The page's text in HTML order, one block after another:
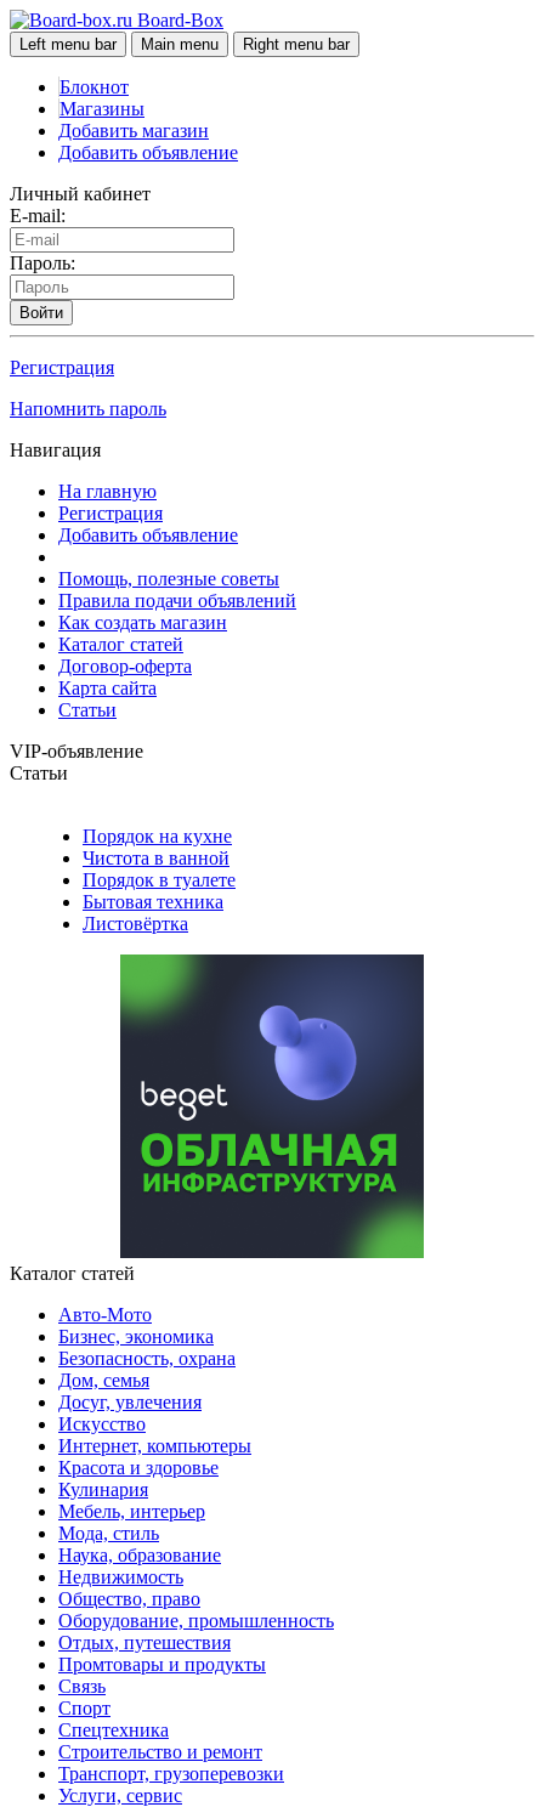
Board-Box
Left menu bar Main menu Right menu bar
Блокнот
Магазины
Добавить магазин
Добавить объявление
Личный кабинет
E-mail:
Пароль:
Войти
Регистрация
Напомнить пароль
Навигация
На главную
Регистрация
Добавить объявление
Помощь, полезные советы
Правила подачи объявлений
Как создать магазин
Каталог статей
Договор-оферта
Карта сайта
Статьи
VIP-объявление
Статьи
Порядок на кухне
Чистота в ванной
Порядок в туалете
Бытовая техника
Листовёртка
Каталог статей
Авто-Мото
Бизнес, экономика
Безопасность, охрана
Дом, семья
Досуг, увлечения
Искусство
Интернет, компьютеры
Красота и здоровье
Кулинария
Мебель, интерьер
Мода, стиль
Наука, образование
Недвижимость
Общество, право
Оборудование, промышленность
Отдых, путешествия
Промтовары и продукты
Связь
Спорт
Спецтехника
Строительство и ремонт
Транспорт, грузоперевозки
Услуги, сервис